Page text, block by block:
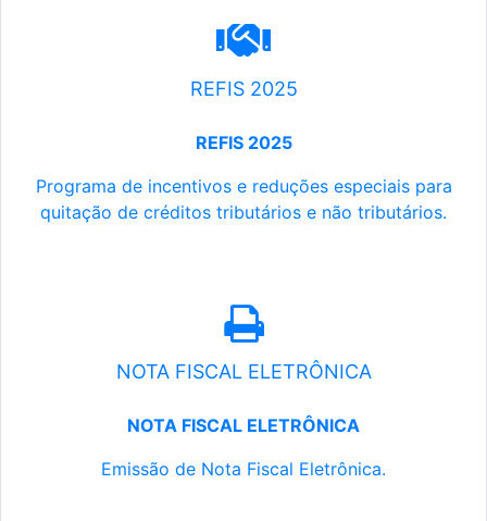
REFIS 2025
REFIS 2025
Programa de incentivos e reduções especiais para
quitação de créditos tributários e não tributários.
NOTA FISCAL ELETRÔNICA
NOTA FISCAL ELETRÔNICA
Emissão de Nota Fiscal Eletrônica.